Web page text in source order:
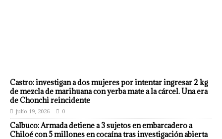
Castro: investigan a dos mujeres por intentar ingresar 2 kg
de mezcla de marihuana con yerba mate a la cárcel. Una era
de Chonchi reincidente
julio 19, 2026 0
Calbuco: Armada detiene a 3 sujetos en embarcadero a
Chiloé con 5 millones en cocaína tras investigación abierta